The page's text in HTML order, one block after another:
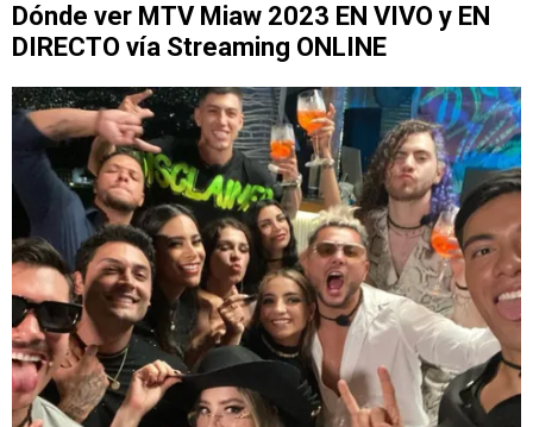
Dónde ver MTV Miaw 2023 EN VIVO y EN
DIRECTO vía Streaming ONLINE